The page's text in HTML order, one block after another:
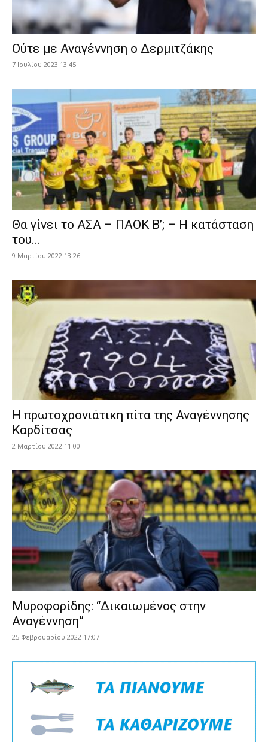
Ούτε με Αναγέννηση ο Δερμιτζάκης
7 Ιουλίου 2023 13:45
Θα γίνει το ΑΣΑ – ΠΑΟΚ Β’; – Η κατάσταση
του...
9 Μαρτίου 2022 13:26
Η πρωτοχρονιάτικη πίτα της Αναγέννησης
Καρδίτσας
2 Μαρτίου 2022 11:00
Μυροφορίδης: “Δικαιωμένος στην
Αναγέννηση”
25 Φεβρουαρίου 2022 17:07